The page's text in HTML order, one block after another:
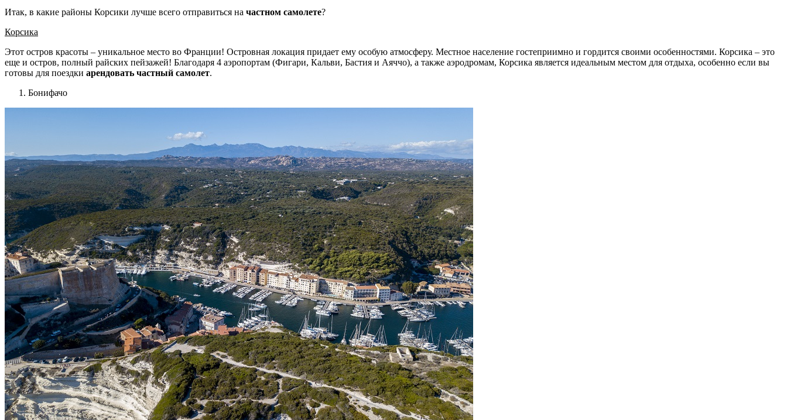
Итак, в какие районы Корсики лучше всего отправиться на частном самолете?
Корсика
Этот остров красоты – уникальное место во Франции! Островная локация придает ему особую атмосферу. Местное население гостеприимно и гордится своими особенностями. Корсика – это
еще и остров, полный райских пейзажей! Благодаря 4 аэропортам (Фигари, Кальви, Бастия и Аяччо), а также аэродромам, Корсика является идеальным местом для отдыха, особенно если вы
готовы для поездки арендовать частный самолет.
Бонифачо